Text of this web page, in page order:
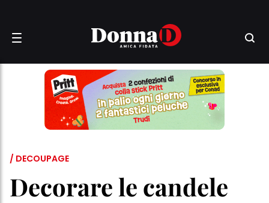
/ DECOUPAGE
Decorare le candele